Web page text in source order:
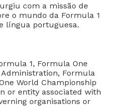
com a missão de
o mundo da Formula 1
língua portuguesa.
1, Formula One
Formula
World Championship
or entity associated with
organisations or